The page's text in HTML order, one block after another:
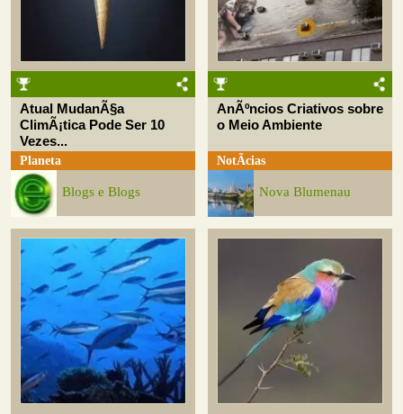
Atual MudanÃ§a
ClimÃ¡tica Pode Ser 10
Vezes...
Planeta
Blogs e Blogs
AnÃºncios Criativos sobre
o Meio Ambiente
NotÃ­cias
Nova Blumenau